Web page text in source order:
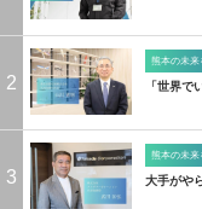
2
熊本の未
「世界で
3
熊本の未来
大手がや